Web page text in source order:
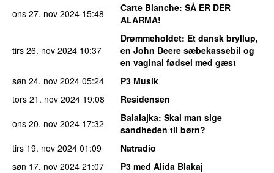
ons 27. nov 2024 15:48 Carte Blanche: SÅ ER DER
ALARMA!
tirs 26. nov 2024 10:37
Drømmeholdet: Et dansk bryllup,
en John Deere sæbekassebil og
en vaginal fødsel med gæst
søn 24. nov 2024 05:24
P3 Musik
tors 21. nov 2024 19:08
Residensen
ons 20. nov 2024 17:32 Balalajka: Skal man sige
sandheden til børn?
tirs 19. nov 2024 01:09
Natradio
søn 17. nov 2024 21:07
P3 med Alida Blakaj